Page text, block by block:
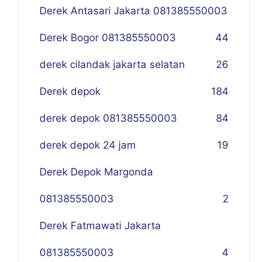
Derek Antasari Jakarta 081385550003
4
Derek Bogor 081385550003 4
derek cilandak jakarta selatan 26
Derek depok 184
derek depok 081385550003 84
derek depok 24 jam 19
Derek Depok Margonda
081385550003 2
Derek Fatmawati Jakarta
081385550003 4